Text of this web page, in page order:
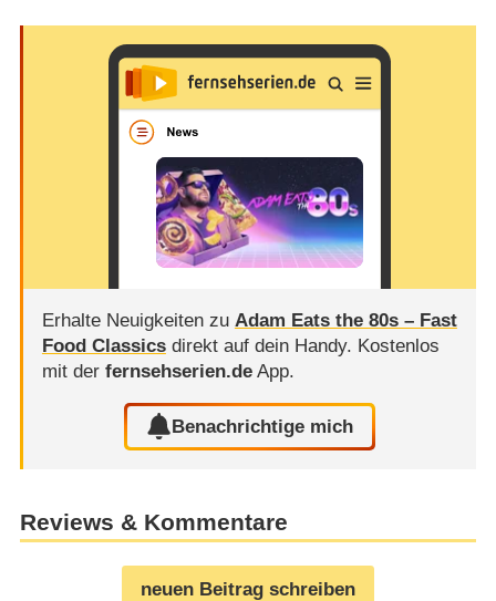
Erhalte Neuigkeiten zu Adam Eats the 80s – Fast
Food Classicsdirekt auf dein Handy. Kostenlos
mit der fernsehserien.deApp.
Benachrichtige mich
Reviews & Kommentare
neuen Beitrag schreiben